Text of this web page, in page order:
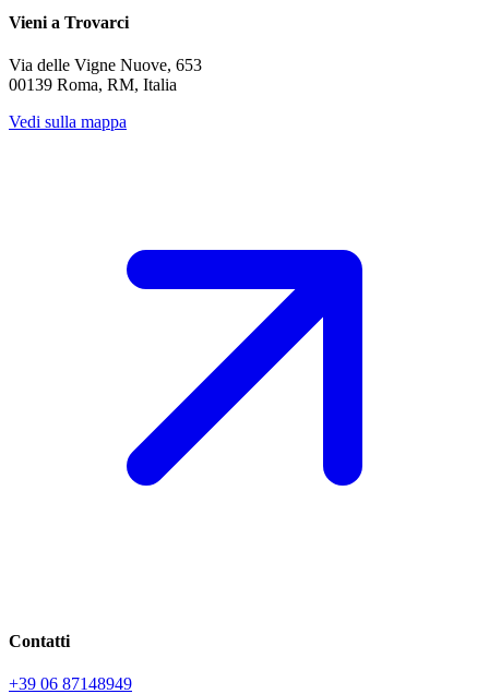
Vieni a Trovarci
Via delle Vigne Nuove, 653
00139 Roma, RM, Italia
Vedi sulla mappa
Contatti
+39 06 87148949